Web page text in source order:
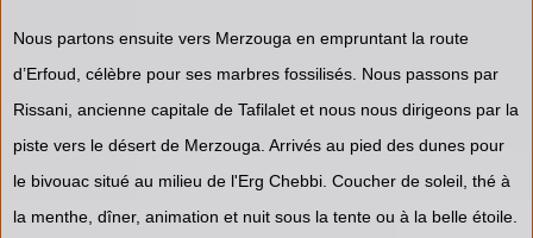
Nous partons ensuite vers Merzouga en empruntant la route
d’Erfoud, célèbre pour ses marbres fossilisés. Nous passons par
Rissani, ancienne capitale de Tafilalet et nous nous dirigeons par la
piste vers le désert de Merzouga. Arrivés au pied des dunes pour
le bivouac situé au milieu de l'Erg Chebbi. Coucher de soleil, thé à
la menthe, dîner, animation et nuit sous la tente ou à la belle étoile.